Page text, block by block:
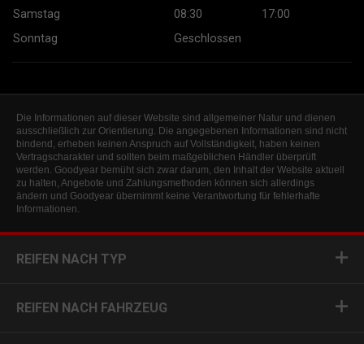
Samstag
08:30
17:00
Sonntag
Geschlossen
Die Informationen auf dieser Website sind allgemeiner Natur und dienen
ausschließlich zur Orientierung. Die angegebenen Informationen sind nicht
bindend, erheben keinen Anspruch auf Vollständigkeit, haben keinen
Vertragscharakter und sollten beim maßgeblichen Händler überprüft
werden. Goodyear bemüht sich zwar darum, den Inhalt der Website aktuell
zu halten, Angebote und Zahlungsmethoden können sich allerdings
ändern und Goodyear übernimmt keine Verantwortung für fehlerhafte
Informationen.
REIFEN NACH TYP
REIFEN NACH FAHRZEUG